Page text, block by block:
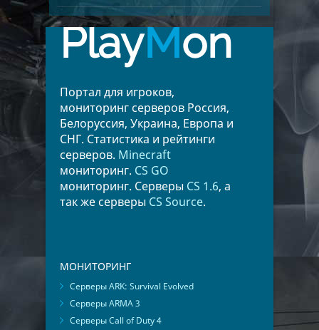
PlayMon
Портал для игроков,
мониторинг серверов Россия,
Белоруссия, Украина, Европа и
СНГ. Статистика и рейтинги
серверов. Minecraft
мониторинг. CS GO
мониторинг. Серверы CS 1.6, а
так же серверы CS Source.
МОНИТОРИНГ
Серверы ARK: Survival Evolved
Серверы ARMA 3
Серверы Call of Duty 4